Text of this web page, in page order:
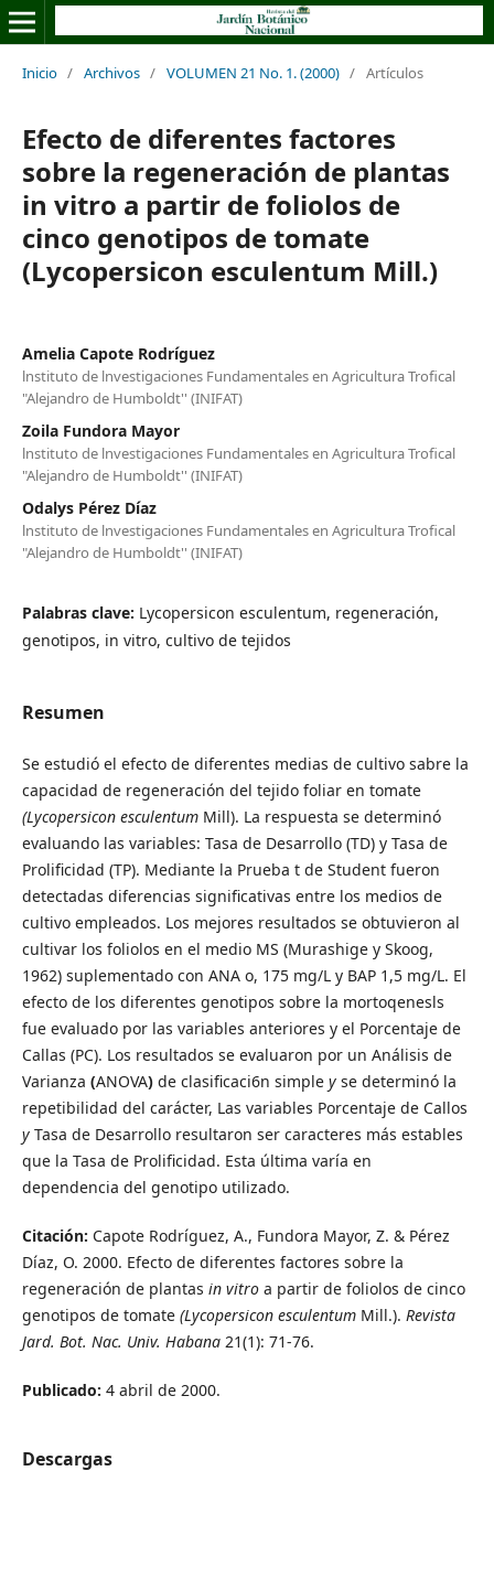
Inicio / Archivos / VOLUMEN 21 No. 1. (2000) / Artículos
Efecto de diferentes factores
sobre la regeneración de plantas
in vitro a partir de foliolos de
cinco genotipos de tomate
(Lycopersicon esculentum Mill.)
Amelia Capote Rodríguez
lnstituto de lnvestigaciones Fundamentales en Agricultura Trofical
"Alejandro de Humboldt'' (INIFAT)
Zoila Fundora Mayor
lnstituto de lnvestigaciones Fundamentales en Agricultura Trofical
"Alejandro de Humboldt'' (INIFAT)
Odalys Pérez Díaz
lnstituto de lnvestigaciones Fundamentales en Agricultura Trofical
"Alejandro de Humboldt'' (INIFAT)
Palabras clave: Lycopersicon esculentum, regeneración,
genotipos, in vitro, cultivo de tejidos
Resumen
Se estudió el efecto de diferentes medias de cultivo sabre la
capacidad de regeneración del tejido foliar en tomate
(Lycopersicon esculentum Mill). La respuesta se determinó
evaluando las variables: Tasa de Desarrollo (TD) y Tasa de
Prolificidad (TP). Mediante la Prueba t de Student fueron
detectadas diferencias significativas entre los medios de
cultivo empleados. Los mejores resultados se obtuvieron al
cultivar los foliolos en el medio MS (Murashige y Skoog,
1962) suplementado con ANA o, 175 mg/L y BAP 1,5 mg/L. El
efecto de los diferentes genotipos sobre la mortoqenesls
fue evaluado por las variables anteriores y el Porcentaje de
Callas (PC). Los resultados se evaluaron por un Análisis de
Varianza (ANOVA) de clasificaci6n simple y se determinó la
repetibilidad del carácter, Las variables Porcentaje de Callos
y Tasa de Desarrollo resultaron ser caracteres más estables
que la Tasa de Prolificidad. Esta última varía en
dependencia del genotipo utilizado.
Citación: Capote Rodríguez, A., Fundora Mayor, Z. & Pérez
Díaz, O. 2000. Efecto de diferentes factores sobre la
regeneración de plantas in vitro a partir de foliolos de cinco
genotipos de tomate (Lycopersicon esculentum Mill.). Revista
Jard. Bot. Nac. Univ. Habana 21(1): 71-76.
Publicado: 4 abril de 2000.
Descargas